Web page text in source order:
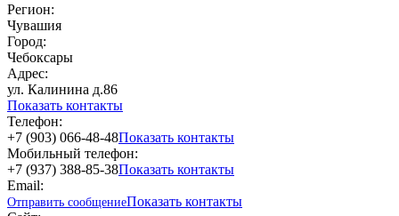
Регион:
Чувашия
Город:
Чебоксары
Адрес:
ул. Калинина д.86
Показать контакты
Телефон:
+7 (903) 066-48-48Показать контакты
Мобильный телефон:
+7 (937) 388-85-38Показать контакты
Email:
Отправить сообщениеПоказать контакты